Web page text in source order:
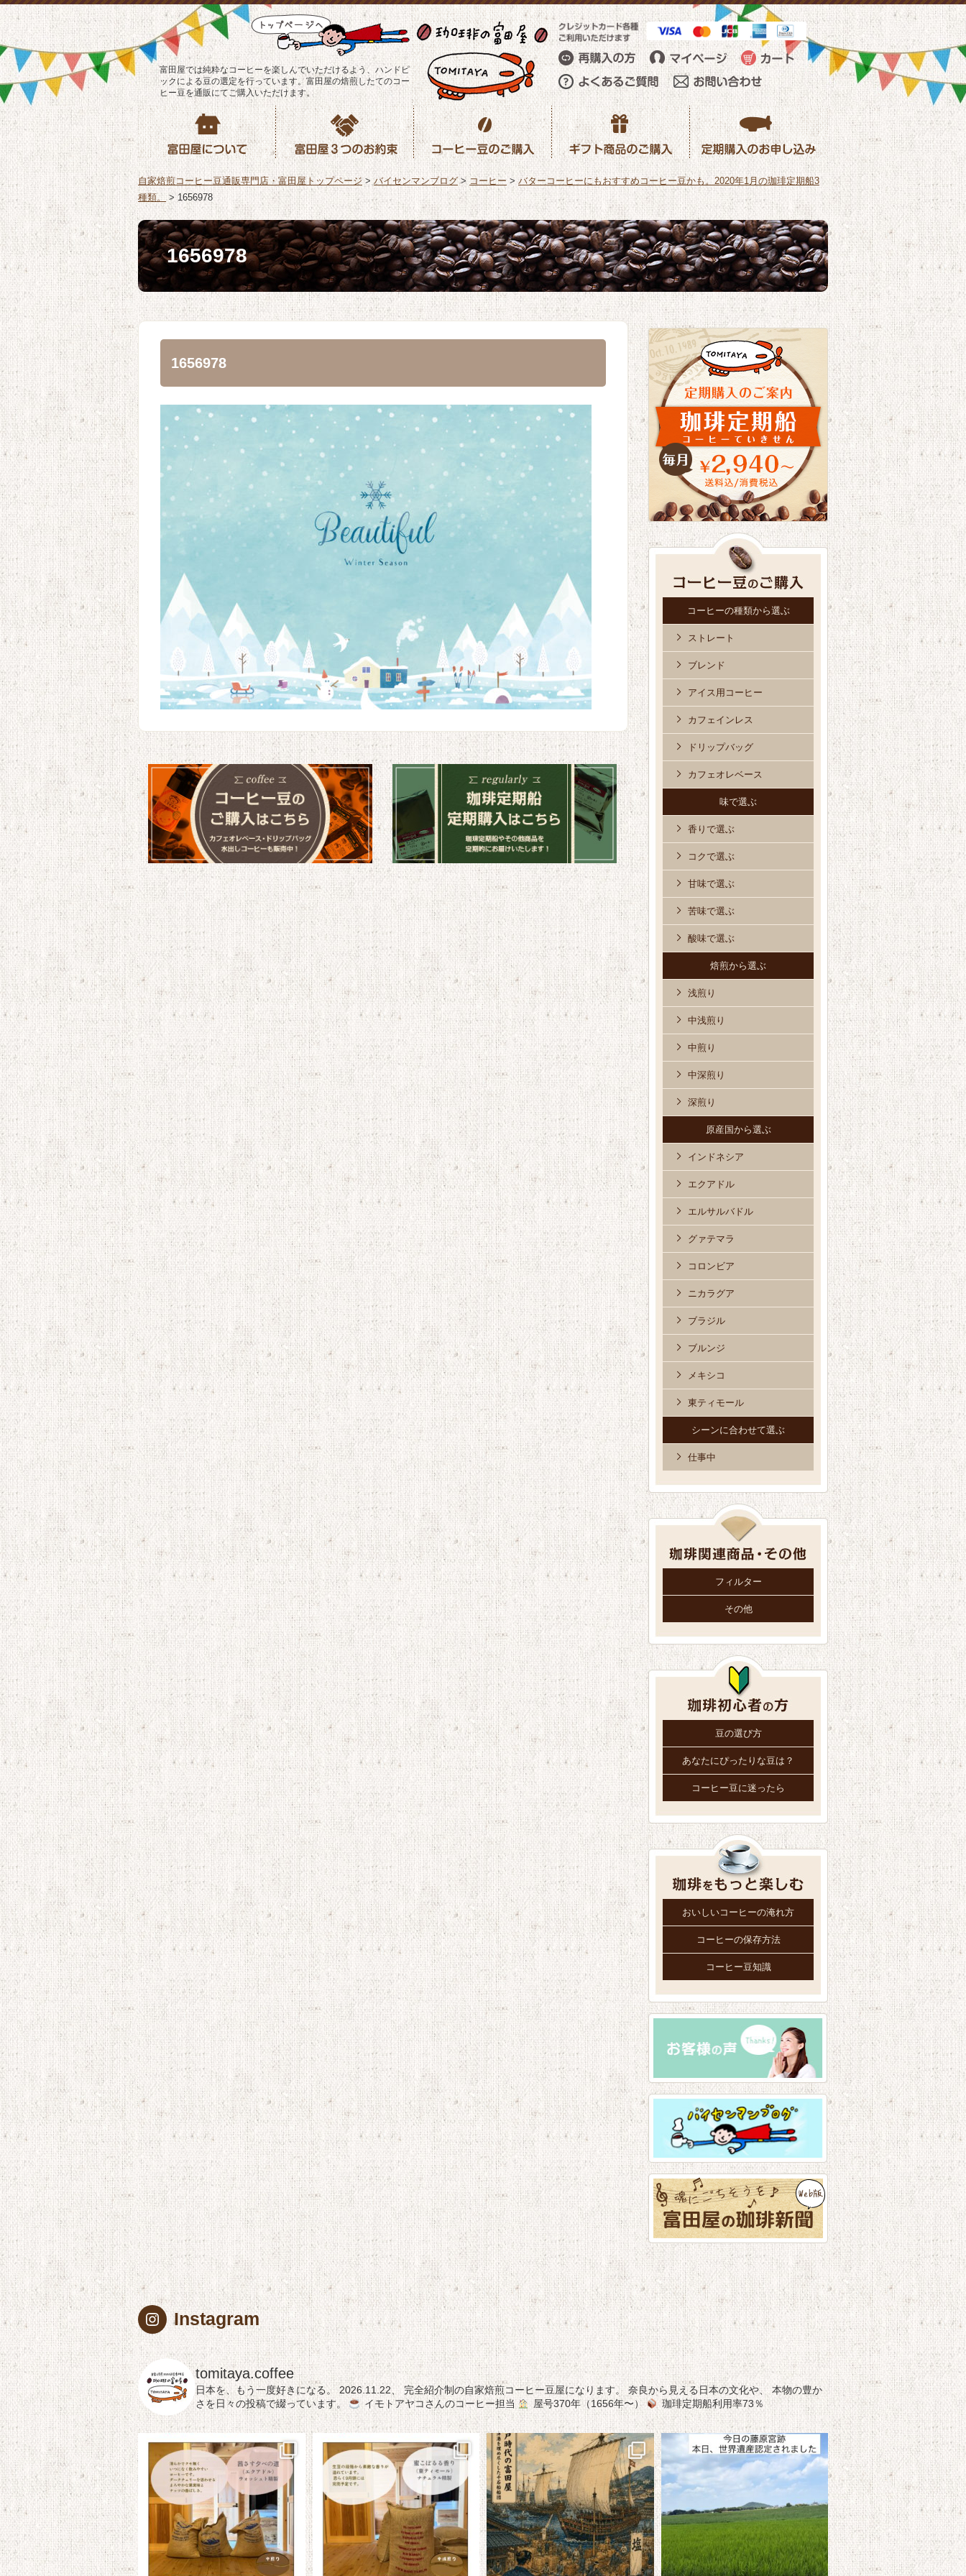
富田屋では純粋なコーヒーを楽しんでいただけるよう、ハンドピ
ックによる豆の選定を行っています。富田屋の焙煎したてのコー
ヒー豆を通販にてご購入いただけます。
自家焙煎コーヒー豆通販専門店・富田屋トップページ >バイセンマンブログ> コーヒー > バターコーヒーにもおすすめコーヒー豆かも。2020年1月の珈琲定期船3
種類。 > 1656978
1656978
1656978
コーヒーの種類から選ぶ
ストレート
ブレンド
アイス用コーヒー
カフェインレス
ドリップバッグ
カフェオレベース
味で選ぶ
香りで選ぶ
コクで選ぶ
甘味で選ぶ
苦味で選ぶ
酸味で選ぶ
焙煎から選ぶ
浅煎り
中浅煎り
中煎り
中深煎り
深煎り
原産国から選ぶ
インドネシア
エクアドル
エルサルバドル
グァテマラ
コロンビア
ニカラグア
ブラジル
ブルンジ
メキシコ
東ティモール
シーンに合わせて選ぶ
仕事中
フィルター
その他
豆の選び方
あなたにぴったりな豆は？
コーヒー豆に迷ったら
おいしいコーヒーの淹れ方
コーヒーの保存方法
コーヒー豆知識
Instagram
tomitaya.coffee
日本を、もう一度好きになる。 2026.11.22、 完全紹介制の自家焙煎コーヒー豆屋になります。 奈良から見える日本の文化や、
本物の豊か
さを日々の投稿で綴っています。
イモトアヤコさんのコーヒー担当 屋号370年（1656年〜） 珈琲定期船利用率73％